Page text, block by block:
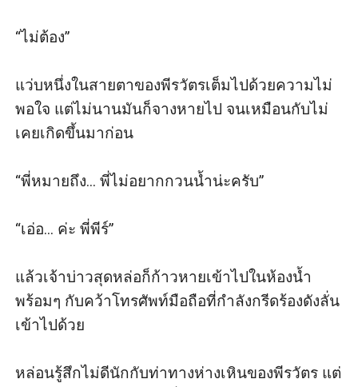
“ไม่ต้อง”
แว่บหนึ่งในสายตาของพีรวัตรเต็มไปด้วยความไม่
พอใจ แต่ไม่นานมันก็จางหายไป จนเหมือนกับไม่
เคยเกิดขึ้นมาก่อน
“พี่หมายถึง... พี่ไม่อยากกวนน้ำน่ะครับ”
“เอ่อ... ค่ะ พี่พีร์”
แล้วเจ้าบ่าวสุดหล่อก็ก้าวหายเข้าไปในห้องน้ำ
พร้อมๆ กับคว้าโทรศัพท์มือถือที่กำลังกรีดร้องดังลั่น
เข้าไปด้วย
หล่อนรู้สึกไม่ดีนักกับท่าทางห่างเหินของพีรวัตร แต่